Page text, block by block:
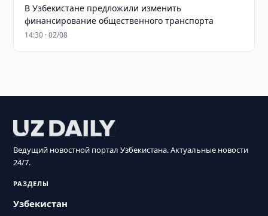
В Узбекистане предложили изменить
финансирование общественного транспорта
14:30 · 02/08
Ведущий новостной портал Узбекистана. Актуальные новости
24/7.
РАЗДЕЛЫ
Узбекистан